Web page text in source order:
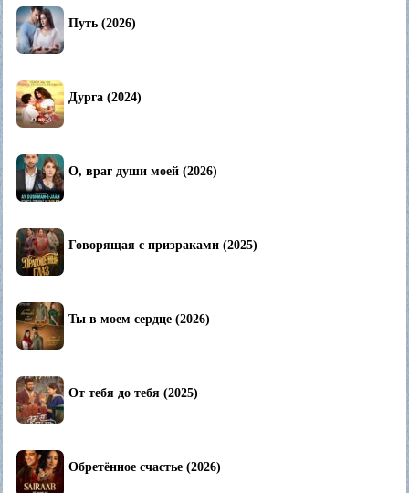
Путь (2026)
Дурга (2024)
О, враг души моей (2026)
Говорящая с призраками (2025)
Ты в моем сердце (2026)
От тебя до тебя (2025)
Обретённое счастье (2026)